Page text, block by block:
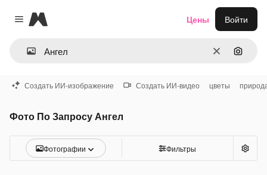
Close menu
Magnific
ОчиститьПоиск
Цены Войти
Создать ИИ-изображение Создать ИИ-видео цветы
Фото По Запросу Ангел
Фотографии Фильтры